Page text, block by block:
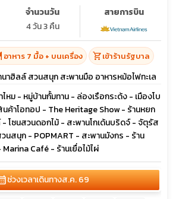
จำนวนวัน
4 วัน 3 คืน
สายการบิน
อาหาร 7 มื้อ + บนเครื่อง shopping_cartเข้าร้านรัฐบาล
นาฮิลล์ สวนสนุก สะพานมือ อาหารหม้อไฟทะเล
ไหม - หมู่บ้านกั้มทาน - ล่องเรือกระด้ง - เมืองโบ
ค้าโอทอป - The Heritage Show - ร้านหยก
ซนสวนดอกไม้ - สะพานโกเด้นบริดจ์ - จัตุรัส
นสนุก - POPMART - สะพานมังกร - ร้าน
Café - ร้านเยื่อไม้ไผ่
ช่วงเวลาเดินทางส.ค. 69